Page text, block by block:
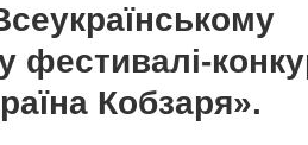
фестивалі-
Кобзаря».